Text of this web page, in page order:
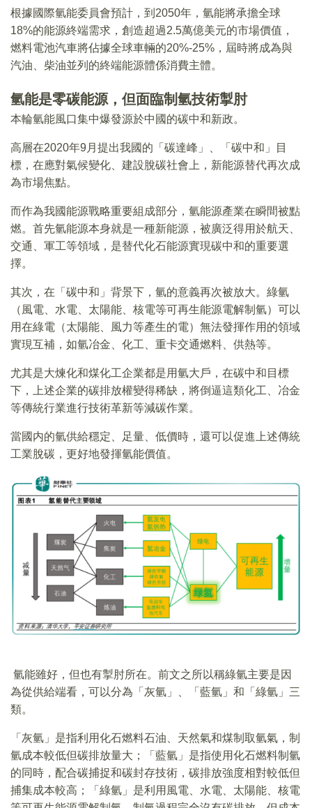
根據國際氫能委員會預計，到2050年，氫能將承擔全球
18%的能源終端需求，創造超過2.5萬億美元的市場價值，
燃料電池汽車將佔據全球車輛的20%-25%，屆時將成為與
汽油、柴油並列的終端能源體係消費主體。
氫能是零碳能源，但面臨制氫技術掣肘
本輪氫能風口集中爆發源於中國的碳中和新政。
高層在2020年9月提出我國的「碳達峰」、「碳中和」目
標，在應對氣候變化、建設脫碳社會上，新能源替代再次成
為市場焦點。
而作為我國能源戰略重要組成部分，氫能源產業在瞬間被點
燃。首先氫能源本身就是一種新能源，被廣泛得用於航天、
交通、軍工等領域，是替代化石能源實現碳中和的重要選
擇。
其次，在「碳中和」背景下，氫的意義再次被放大。綠氫
（風電、水電、太陽能、核電等可再生能源電解制氫）可以
用在綠電（太陽能、風力等產生的電）無法發揮作用的領域
實現互補，如氫冶金、化工、重卡交通燃料、供熱等。
尤其是大煉化和煤化工企業都是用氫大戶，在碳中和目標
下，上述企業的碳排放權變得稀缺，將倒逼這類化工、冶金
等傳統行業進行技術革新等減碳作業。
當國内的氫供給穩定、足量、低價時，還可以促進上述傳統
工業脫碳，更好地發揮氫能價值。
氫能雖好，但也有掣肘所在。前文之所以稱綠氫主要是因
為從供給端看，可以分為「灰氫」、「藍氫」和「綠氫」三
類。
「灰氫」是指利用化石燃料石油、天然氣和煤制取氫氣，制
氫成本較低但碳排放量大；「藍氫」是指使用化石燃料制氫
的同時，配合碳捕捉和碳封存技術，碳排放強度相對較低但
捕集成本較高；「綠氫」是利用風電、水電、太陽能、核電